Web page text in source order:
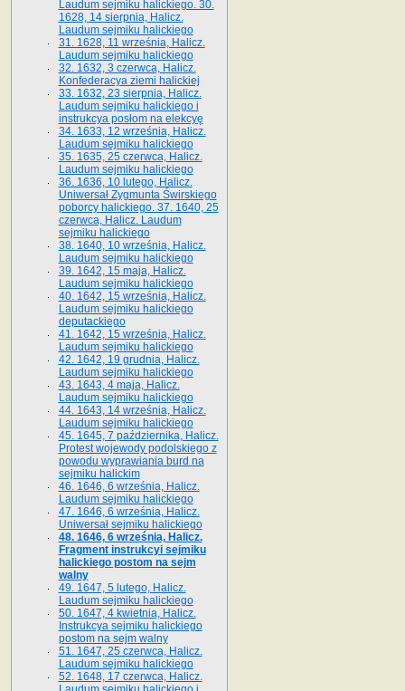
Laudum sejmiku halickiego. 30.
1628, 14 sierpnia, Halicz.
Laudum sejmiku halickiego
31. 1628, 11 września, Halicz.
Laudum sejmiku halickiego
32. 1632, 3 czerwca, Halicz.
Konfederacya ziemi halickiej
33. 1632, 23 sierpnia, Halicz.
Laudum sejmiku halickiego i
instrukcya posłom na elekcyę
34. 1633, 12 września, Halicz.
Laudum sejmiku halickiego
35. 1635, 25 czerwca, Halicz.
Laudum sejmiku halickiego
36. 1636, 10 lutego, Halicz.
Uniwersał Zygmunta Świrskiego
poborcy halickiego. 37. 1640, 25
czerwca, Halicz. Laudum
sejmiku halickiego
38. 1640, 10 września, Halicz.
Laudum sejmiku halickiego
39. 1642, 15 maja, Halicz.
Laudum sejmiku halickiego
40. 1642, 15 września, Halicz.
Laudum sejmiku halickiego
deputackiego
41. 1642, 15 września, Halicz.
Laudum sejmiku halickiego
42. 1642, 19 grudnia, Halicz.
Laudum sejmiku halickiego
43. 1643, 4 maja, Halicz.
Laudum sejmiku halickiego
44. 1643, 14 września, Halicz.
Laudum sejmiku halickiego
45. 1645, 7 października, Halicz.
Protest wojewody podolskiego z
powodu wyprawiania burd na
sejmiku halickim
46. 1646, 6 września, Halicz.
Laudum sejmiku halickiego
47. 1646, 6 września, Halicz.
Uniwersał sejmiku halickiego
48. 1646, 6 września, Halicz.
Fragment instrukcyi sejmiku
halickiego postom na sejm
walny
49. 1647, 5 lutego, Halicz.
Laudum sejmiku halickiego
50. 1647, 4 kwietnia, Halicz.
Instrukcya sejmiku halickiego
postom na sejm walny
51. 1647, 25 czerwca, Halicz.
Laudum sejmiku halickiego
52. 1648, 17 czerwca, Halicz.